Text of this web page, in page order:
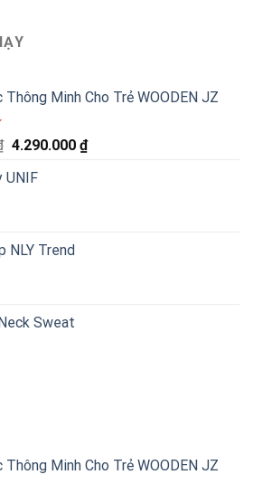
Thông Minh Cho Trẻ WOODEN JZ
Giá
là:
4.290.000 ₫Giá
UNIF
NLY Trend
Sweat
Thông Minh Cho Trẻ WOODEN JZ